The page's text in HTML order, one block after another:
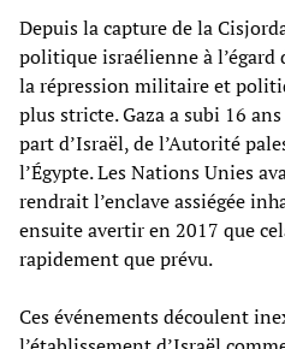
Depuis la capture de la
politique israélienne à l’égard
la répression militaire et
plus stricte. Gaza a subi 16
part d’Israël, de l’Autorité
l’Égypte. Les Nations Unies
rendrait l’enclave assiégée
ensuite avertir en 2017 que
rapidement que prévu.
Ces événements découlent